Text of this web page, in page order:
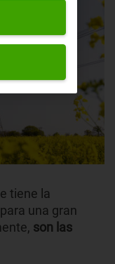
tiene la
una gran
son las